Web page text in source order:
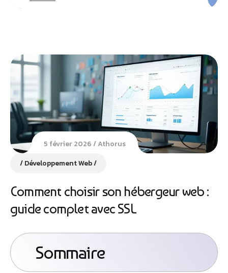
5 février 2026
Athorus
Développement Web
Comment choisir son hébergeur web :
guide complet avec SSL
Sommaire